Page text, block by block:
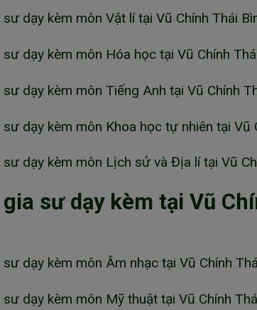
sư dạy kèm môn Vật lí tại Vũ Chính Thái
sư dạy kèm môn Hóa học tại Vũ Chính
sư dạy kèm môn Tiếng Anh tại Vũ Chính
sư dạy kèm môn Khoa học tự nhiên tại Vũ
sư dạy kèm môn Lịch sử và Địa lí tại Vũ
gia sư dạy kèm tại Vũ
sư dạy kèm môn Âm nhạc tại Vũ Chính
sư dạy kèm môn Mỹ thuật tại Vũ Chính